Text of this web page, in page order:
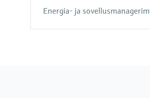
Energia- ja